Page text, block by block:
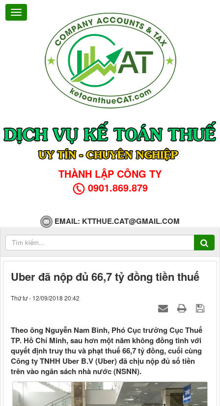
THÀNH LẬP CÔNG TY
0901.869.879
EMAIL: KTTHUE.CAT@GMAIL.COM
Uber đã nộp đủ 66,7 tỷ đồng tiền thuế
Thứ tư - 12/09/2018 20:42
Theo ông Nguyễn Nam Bình, Phó Cục trưởng Cục Thuế
TP. Hồ Chí Minh, sau hơn một năm không đồng tình với
quyết định truy thu và phạt thuế 66,7 tỷ đồng, cuối cùng
Công ty TNHH Uber B.V (Uber) đã chịu nộp đủ số tiền
trên vào ngân sách nhà nước (NSNN).